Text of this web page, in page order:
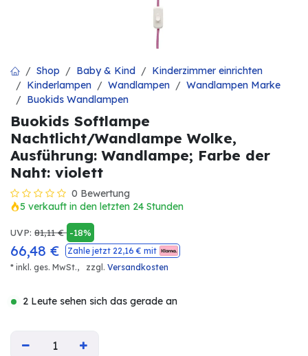
Shop Baby & Kind
Kinderzimmer einrichten
Kinderlampen
Wandlampen
Wandlampen Marke
Buokids Wandlampen
Buokids Softlampe
Nachtlicht/Wandlampe Wolke,
Ausführung: Wandlampe; Farbe der
Naht: violett
0 Bewertung
5 verkauft in den letzten 24 Stunden
UVP: 81,11€ -18%
66,48 € Zahle jetzt 22,16 € mit
* inkl. ges. MwSt.,
zzgl. Versandkosten
2 Leute sehen sich das gerade an